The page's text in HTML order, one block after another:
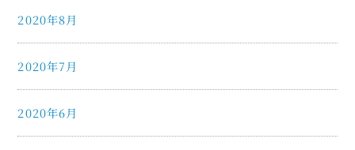
2020年8月
2020年7月
2020年6月